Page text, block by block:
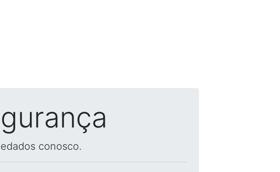
conosco.